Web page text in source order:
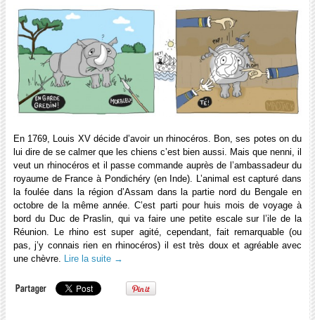
En 1769, Louis XV décide d’avoir un rhinocéros. Bon, ses potes on du
lui dire de se calmer que les chiens c’est bien aussi. Mais que nenni, il
veut un rhinocéros et il passe commande auprès de l’ambassadeur du
royaume de France à Pondichéry (en Inde). L’animal est capturé dans
la foulée dans la région d’Assam dans la partie nord du Bengale en
octobre de la même année. C’est parti pour huis mois de voyage à
bord du Duc de Praslin, qui va faire une petite escale sur l’ile de la
Réunion. Le rhino est super agité, cependant, fait remarquable (ou
pas, j’y connais rien en rhinocéros) il est très doux et agréable avec
une chèvre.
Lire la suite →